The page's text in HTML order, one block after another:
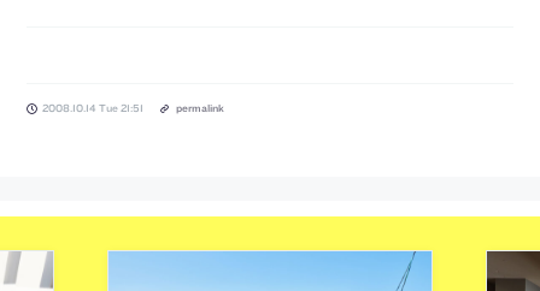
2008.10.14 Tue 21:51 permalink